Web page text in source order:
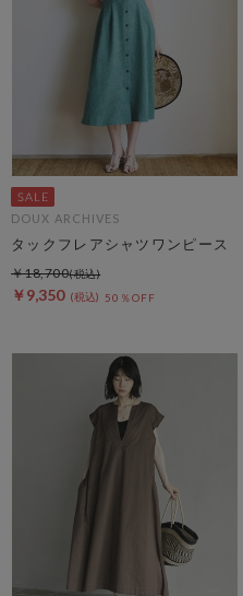
DOUX ARCHIVES
タックフレアシャツワンピース
￥9,350 50％OFF
￥18,700